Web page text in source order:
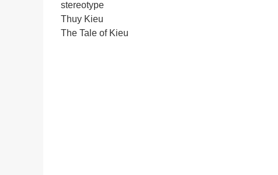
stereotype
Thuy Kieu
The Tale of Kieu